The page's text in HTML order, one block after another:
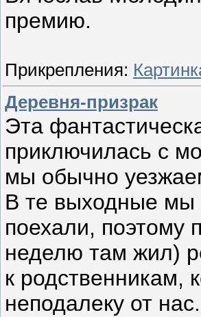
премию.
Прикрепления:
Деревня-призрак
Эта
приключилась с
мы обычно
В те выходные мы
поехали, поэтому
неделю там жил)
к родственникам,
неподалеку от нас.